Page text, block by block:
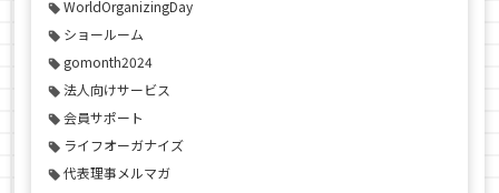
WorldOrganizingDay
ショールーム
gomonth2024
法人向けサービス
会員サポート
ライフオーガナイズ
代表理事メルマガ